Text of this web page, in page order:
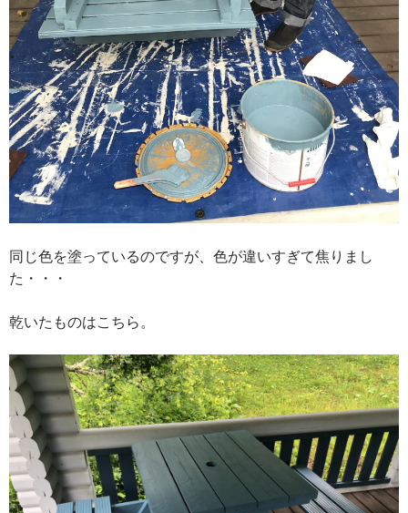
同じ色を塗っているのですが、色が違いすぎて焦りまし
た・・・
乾いたものはこちら。